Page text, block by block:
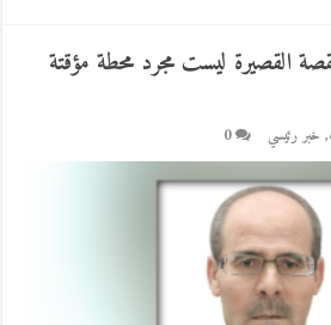
القصيرة ليست مجرد محطة مؤقتة
, خبر رئيسي 0